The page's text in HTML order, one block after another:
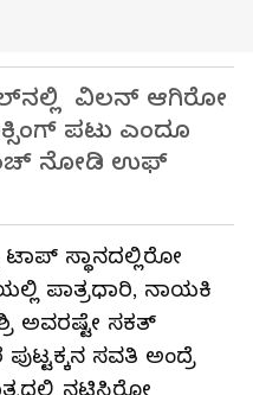
ವಿಲನ್ ಆಗಿರೋ​
ಪಟು ಎಂದೂ
ಪಂಚ್​ ನೋಡಿ ಉಫ್​
ಸ್ಥಾನದಲ್ಲಿರೋ
ಪಾತ್ರಧಾರಿ, ನಾಯಕಿ
ಅವರಷ್ಟೇ ಸಕತ್​
ಸವತಿ ಅಂದ್ರೆ
ನಟಿಸ್ತಿರೋ